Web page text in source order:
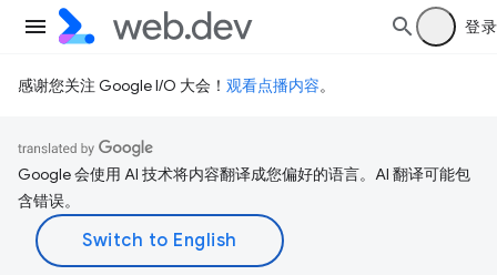
登录
感谢您关注 Google I/O 大会！ 观看点播内容。
Google 会使用 AI 技术将内容翻译成您偏好的语言。AI 翻译可能包
含错误。